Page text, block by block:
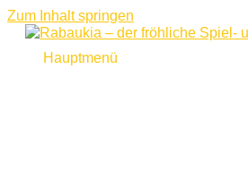
Zum Inhalt springen
Hauptmenü